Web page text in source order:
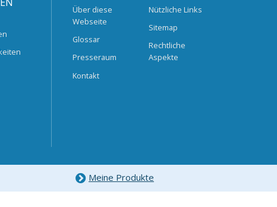
Über diese
Webseite
Glossar
Presseraum
Kontakt
Nützliche Links
Sitemap
Rechtliche
Aspekte
Meine Produkte